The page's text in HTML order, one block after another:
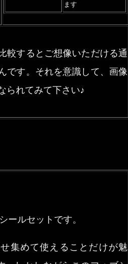
ます
較するとご想像いただける通
です。それを意識して、画像
られてみて下さい♪
ールセットです。
集めて使えることだけが魅